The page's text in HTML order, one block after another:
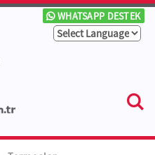
WHATSAPP DESTEK